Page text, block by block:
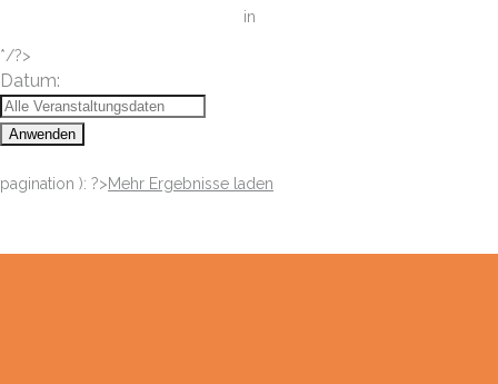
in
*/?>
Datum:
Anwenden
pagination ): ?>Mehr Ergebnisse laden